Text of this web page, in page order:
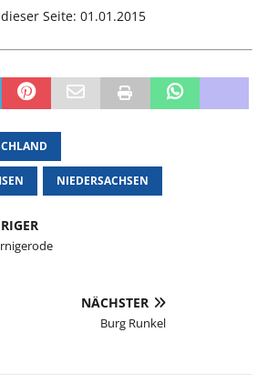
Seite: 01.01.2015
NIEDERSACHSEN
NÄCHSTER
Burg Runkel